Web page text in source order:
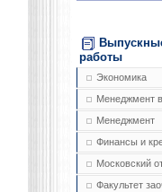
работы
Экономика
Менеджмент
Менеджмент
Финансы и
Московский
Факультет